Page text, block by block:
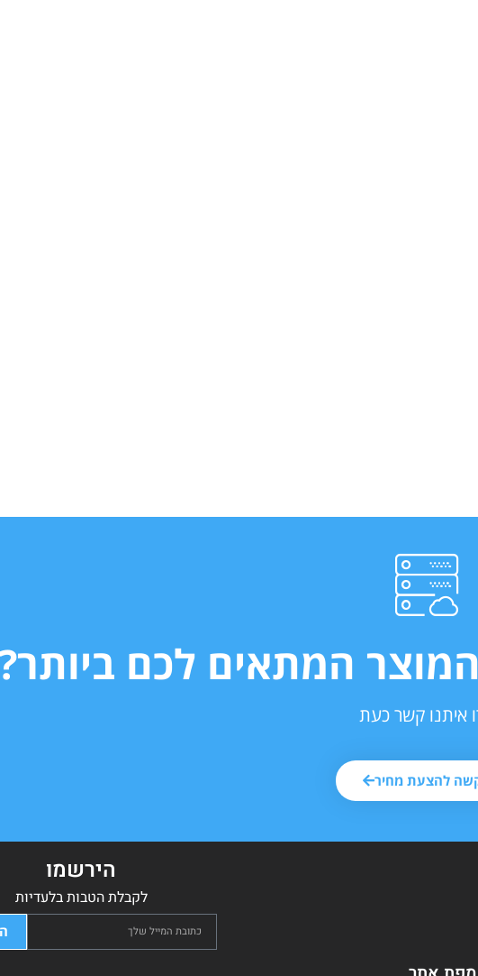
המתאים לכם
איתנו קשר כעת
להצעת מחיר
הירשמו
לקבלת הטבות בלעדיות